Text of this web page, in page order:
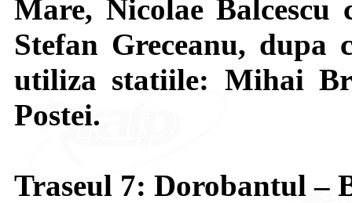
Mare, Nicolae
Stefan Greceanu, dupa
utiliza statiile: Mihai
Postei.
Traseul 7: Dorobantul –